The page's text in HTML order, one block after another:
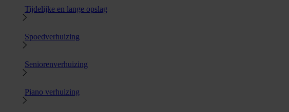
Tijdelijke en lange opslag
Spoedverhuizing
Seniorenverhuizing
Piano verhuizing